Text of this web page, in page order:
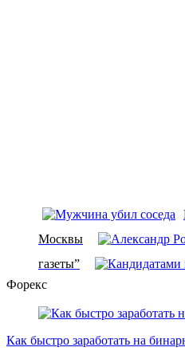
Москвы
газеты”
Форекс
Как быстро заработать на